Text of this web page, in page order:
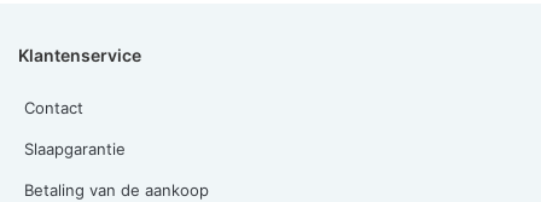
Klantenservice
Contact
Slaapgarantie
Betaling van de aankoop